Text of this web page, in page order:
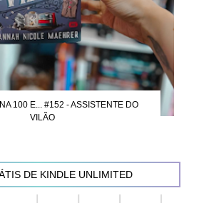
100 E... #152 - ASSISTENTE DO
VILÃO
DE KINDLE UNLIMITED